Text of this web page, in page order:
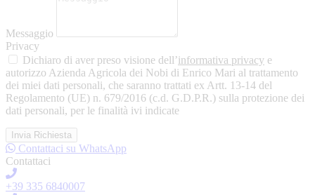
Messaggio
Privacy
Dichiaro di aver preso visione dell’informativa privacy e
autorizzo Azienda Agricola dei Nobi di Enrico Mari al trattamento
dei miei dati personali, che saranno trattati ex Artt. 13-14 del
Regolamento (UE) n. 679/2016 (c.d. G.D.P.R.) sulla protezione dei
dati personali, per le finalità ivi indicate
Invia Richiesta
Contattaci su WhatsApp
Contattaci
+39 335 6840007